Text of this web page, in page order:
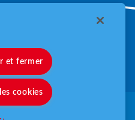
et fermer
cookies